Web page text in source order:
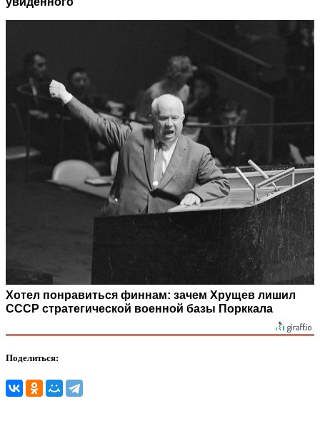
Хотел понравиться финнам: зачем Хрущев лишил
СССР стратегической военной базы Порккала
Поделиться: